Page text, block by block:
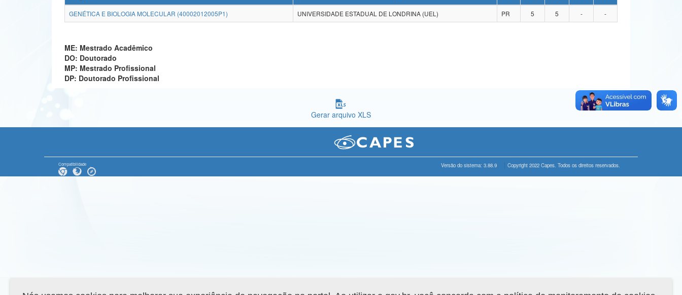
GENÉTICA E BIOLOGIA MOLECULAR (40002012005P1)
UNIVERSIDADE ESTADUAL DE LONDRINA (UEL) PR 5 5 - -
ME: Mestrado Acadêmico
DO: Doutorado
MP: Mestrado Profissional
DP: Doutorado Profissional
Gerar arquivo XLS
Compatibilidade Versão do sistema: 3.88.9 Copyright 2022 Capes. Todos os direitos reservados.